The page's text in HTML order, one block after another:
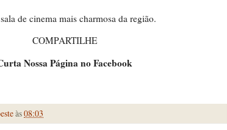
de cinema mais charmosa da região.
COMPARTILHE
Nossa Página no Facebook
às08:03